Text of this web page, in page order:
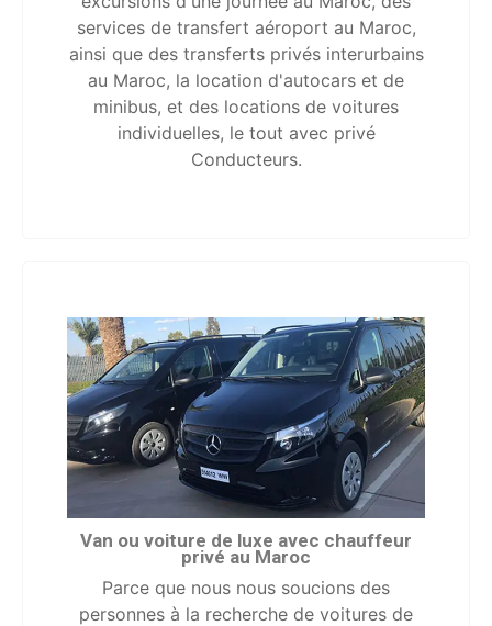
services de transfert aéroport au Maroc,
ainsi que des transferts privés interurbains
au Maroc, la location d'autocars et de
minibus, et des locations de voitures
individuelles, le tout avec privé
Conducteurs.
Van ou voiture de luxe avec chauffeur
privé au Maroc
Parce que nous nous soucions des
personnes à la recherche de voitures de